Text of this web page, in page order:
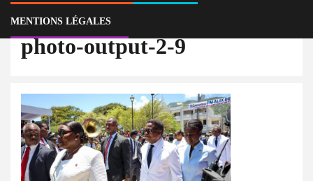
MENTIONS LÉGALES
photo-output-2-9